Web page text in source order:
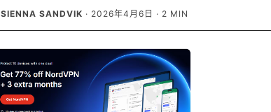
SIENNA SANDVIK · 2026年4月6日 · 2 MIN